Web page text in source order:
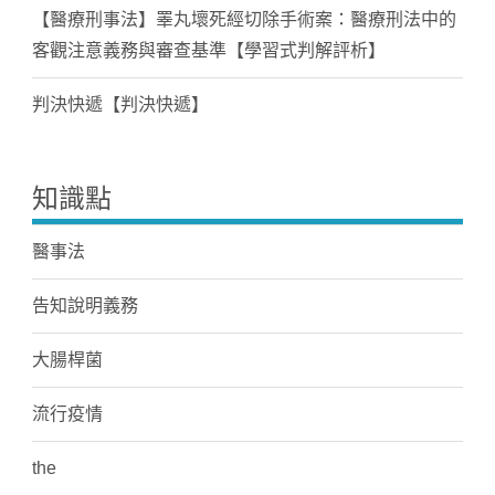
【醫療刑事法】睪丸壞死經切除手術案：醫療刑法中的
客觀注意義務與審查基準【學習式判解評析】
判決快遞【判決快遞】
知識點
醫事法
告知說明義務
大腸桿菌
流行疫情
the